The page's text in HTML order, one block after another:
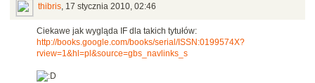
thibris 17 stycznia 2010, 02:46
Ciekawe jak wygląda IF dla takich tytułów:
http://books.google.com/books/serial/ISSN:0199574X?
rview=1&hl=pl&source=gbs_navlinks_s